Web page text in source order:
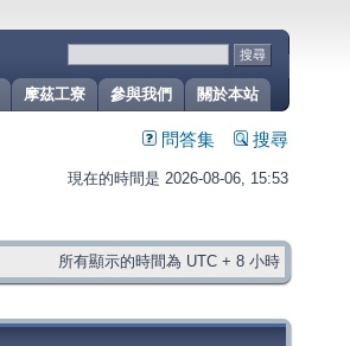
關於本站
參與我們
摩茲工寮
問答集 搜尋
現在的時間是 2026-08-06, 15:53
所有顯示的時間為 UTC + 8 小時